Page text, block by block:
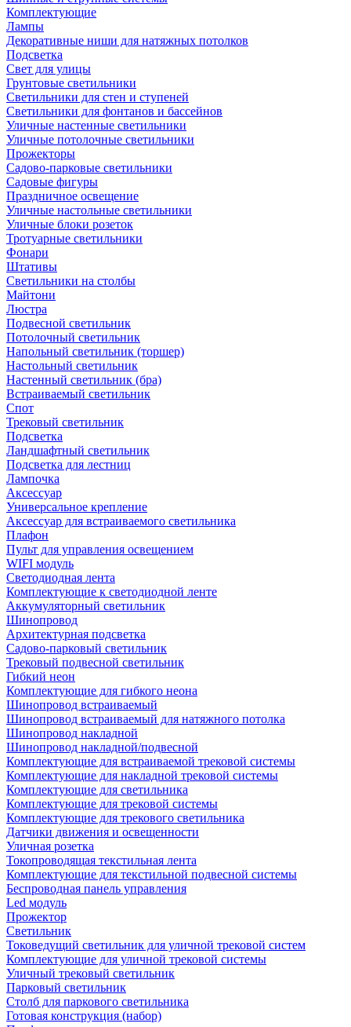
Комплектующие
Лампы
Декоративные ниши для натяжных потолков
Подсветка
Свет для улицы
Грунтовые светильники
Светильники для стен и ступеней
Светильники для фонтанов и бассейнов
Уличные настенные светильники
Уличные потолочные светильники
Прожекторы
Садово-парковые светильники
Садовые фигуры
Праздничное освещение
Уличные настольные светильники
Уличные блоки розеток
Тротуарные светильники
Фонари
Штативы
Светильники на столбы
Майтони
Люстра
Подвесной светильник
Потолочный светильник
Напольный светильник (торшер)
Настольный светильник
Настенный светильник (бра)
Встраиваемый светильник
Спот
Трековый светильник
Подсветка
Ландшафтный светильник
Подсветка для лестниц
Лампочка
Аксессуар
Универсальное крепление
Аксессуар для встраиваемого светильника
Плафон
Пульт для управления освещением
WIFI модуль
Светодиодная лента
Комплектующие к светодиодной ленте
Аккумуляторный светильник
Шинопровод
Архитектурная подсветка
Садово-парковый светильник
Трековый подвесной светильник
Гибкий неон
Комплектующие для гибкого неона
Шинопровод встраиваемый
Шинопровод встраиваемый для натяжного потолка
Шинопровод накладной
Шинопровод накладной/подвесной
Комплектующие для встраиваемой трековой системы
Комплектующие для накладной трековой системы
Комплектующие для светильника
Комплектующие для трековой системы
Комплектующие для трекового светильника
Датчики движения и освещенности
Уличная розетка
Токопроводящая текстильная лента
Комплектующие для текстильной подвесной системы
Беспроводная панель управления
Led модуль
Прожектор
Светильник
Токоведущий светильник для уличной трековой систем
Комплектующие для уличной трековой системы
Уличный трековый светильник
Парковый светильник
Столб для паркового светильника
Готовая конструкция (набор)